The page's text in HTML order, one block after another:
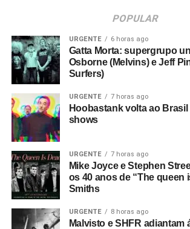
POPULAR
URGENTE 6 horas ago
Gatta Morta: supergrupo
Osborne (Melvins) e Jeff
Surfers)
URGENTE 7 horas ago
Hoobastank volta ao Brasil
shows
URGENTE 7 horas ago
Mike Joyce e Stephen
os 40 anos de “The queen
Smiths
URGENTE 8 horas ago
Malvisto e SHFR adiantam